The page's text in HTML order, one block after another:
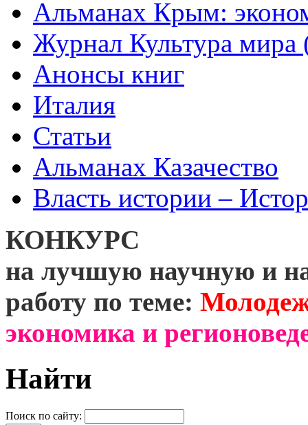
Альманах Крым:
Журнал Культура
Анонсы книг
Италия
Статьи
Альманах Казачество
Власть истории –
КОНКУРС
на лучшую научную и
работу по теме:
экономика и
Найти
Поиск по сайту: